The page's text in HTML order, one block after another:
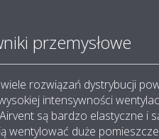
przemysłowe
rozwiązań dystrybucji
intensywności
są bardzo elastyczne i
wentylować duże